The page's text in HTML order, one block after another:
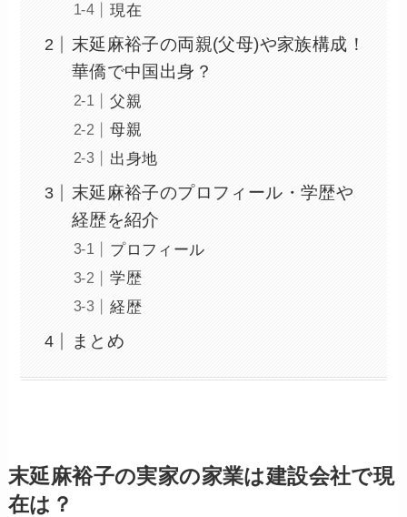
現在
末延麻裕子の両親(父母)や家族構成！
華僑で中国出身？
父親
母親
出身地
末延麻裕子のプロフィール・学歴や
経歴を紹介
プロフィール
学歴
経歴
まとめ
末延麻裕子の実家の家業は建設会社で現
在は？